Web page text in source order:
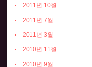
2011년 10월
2011년 7월
2011년 3월
2010년 11월
2010년 9월